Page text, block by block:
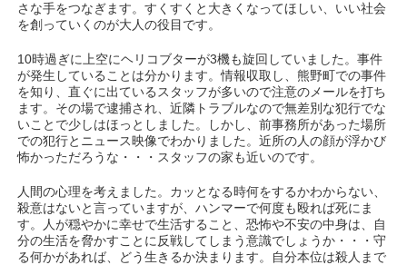
さな手をつなぎます。すくすくと大きくなってほしい、いい社会
を創っていくのが大人の役目です。
10時過ぎに上空にヘリコブターが3機も旋回していました。事件
が発生していることは分かります。情報収取し、熊野町での事件
を知り、直ぐに出ているスタッフが多いので注意のメールを打ち
ます。その場で逮捕され、近隣トラブルなので無差別な犯行でな
いことで少しはほっとしました。しかし、前事務所があった場所
での犯行とニュース映像でわかりました。近所の人の顔が浮かび
怖かっただろうな・・・スタッフの家も近いのです。
人間の心理を考えました。カッとなる時何をするかわからない、
殺意はないと言っていますが、ハンマーで何度も殴れば死にま
す。人が穏やかに幸せで生活すること、恐怖や不安の中身は、自
分の生活を脅かすことに反戦してしまう意識でしょうか・・・守
る何かがあれば、どう生きるか決まります。自分本位は殺人まで